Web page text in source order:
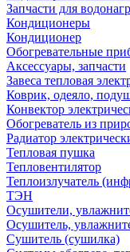
Запчасти для
Кондиционеры
Кондиционер
Обогревательные
Аксессуары, запчасти
Завеса тепловая
Коврик, одеяло,
Конвектор
Обогреватель из
Радиатор
Тепловая пушка
Тепловентилятор
Теплоизлучатель
ТЭН
Осушители,
Осушитель,
Сушитель (сушилка)